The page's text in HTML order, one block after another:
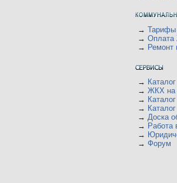
→
→
→ Ремонт
→
→ ЖКХ на
→
→
→ Доска
→
→
→ Форум